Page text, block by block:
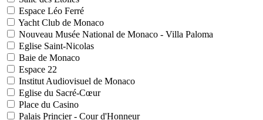
Espace Léo Ferré
Yacht Club de Monaco
Nouveau Musée National de Monaco - Villa Paloma
Eglise Saint-Nicolas
Baie de Monaco
Espace 22
Institut Audiovisuel de Monaco
Eglise du Sacré-Cœur
Place du Casino
Palais Princier - Cour d'Honneur